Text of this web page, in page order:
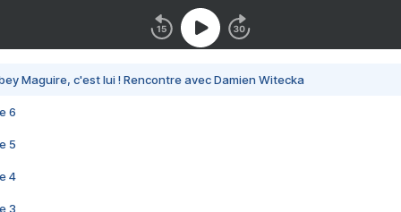
Maguire, c'est lui ! Rencontre avec Damien Witecka
6
5
4
3